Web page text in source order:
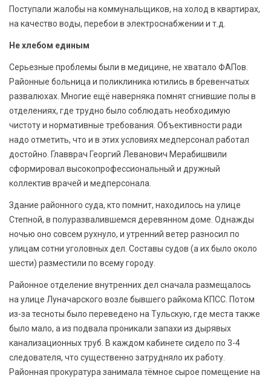
Поступали жалобы на коммунальщиков, на холод в квартирах,
на качество воды, перебои в электроснабжении и т.д.
Не хлебом единым
Серьезные проблемы были в медицине, не хватало ФАПов.
Районные больница и поликлиника ютились в бревенчатых
развалюхах. Многие ещё наверняка помнят сгнившие полы в
отделениях, где трудно было соблюдать необходимую
чистоту и нормативные требования. Объективности ради
надо отметить, что и в этих условиях медперсонал работал
достойно. Главврач Георгий Леванович Мерабишвили
сформировал высокопрофессиональный и дружный
коллектив врачей и медперсонала.
Здание районного суда, кто помнит, находилось на улице
Степной, в полуразвалившемся деревянном доме. Однажды
ночью оно совсем рухнуло, и утренний ветер разносил по
улицам сотни уголовных дел. Составы судов (а их было около
шести) разместили по всему городу.
Районное отделение внутренних дел сначала размещалось
на улице Луначарского возле бывшего райкома КПСС. Потом
из-за тесноты было переведено на Тульскую, где места также
было мало, а из подвала проникали запахи из дырявых
канализационных труб. В каждом кабинете сидело по 3-4
следователя, что существенно затрудняло их работу.
Районная прокуратура занимала тёмное сырое помещение на